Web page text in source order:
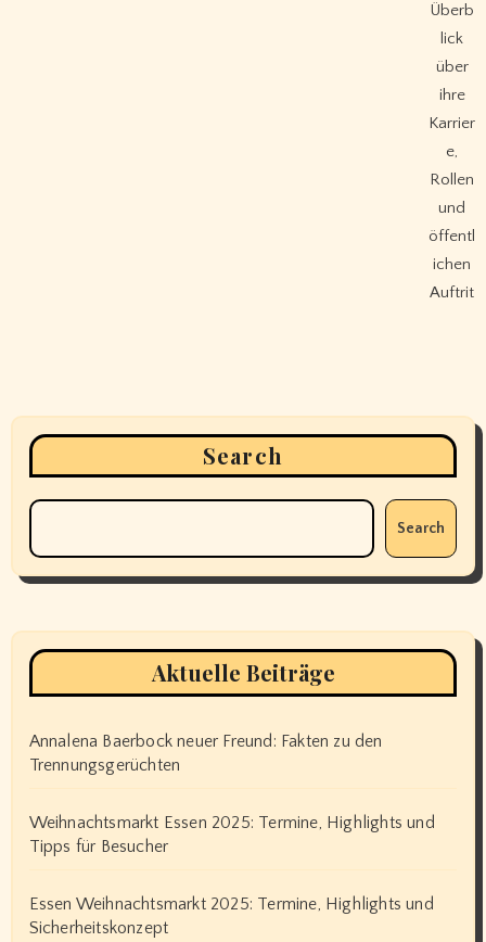
Überb
lick
über
ihre
Karrier
e,
Rollen
und
öffentl
ichen
Auftrit
Search
Search
Aktuelle Beiträge
Annalena Baerbock neuer Freund: Fakten zu den
Trennungsgerüchten
Weihnachtsmarkt Essen 2025: Termine, Highlights und
Tipps für Besucher
Essen Weihnachtsmarkt 2025: Termine, Highlights und
Sicherheitskonzept